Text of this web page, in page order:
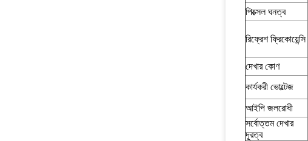
পিক্সেল ঘনত্ব
রিফ্রেশ ফ্রিকোয়েন্সি
দেখার কোণ
কার্যকরী ভোল্টেজ
আইপি জলরোধী
সর্বোত্তম দেখার
দূরত্ব